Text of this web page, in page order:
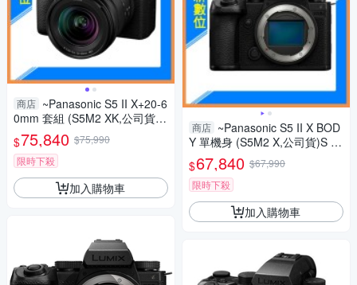
商店 ~Panasonic S5 II X+20-6
0mm 套組 (S5M2 XK,公司貨)
S5IIXK
$75,840 $75,990
限時下殺
加入購物車
商店 ~Panasonic S5 II X BOD
Y 單機身 (S5M2 X,公司貨)S 5II
$67,840 $67,990
限時下殺
加入購物車